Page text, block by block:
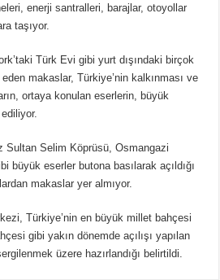
enerji santralleri, barajlar, otoyollar
taşıyor.
Türk Evi gibi yurt dışındaki birçok
eden makaslar, Türkiye’nin kalkınması ve
ortaya konulan eserlerin, büyük
Sultan Selim Köprüsü, Osmangazi
büyük eserler butona basılarak açıldığı
makaslar yer almıyor.
Türkiye’nin en büyük millet bahçesi
gibi yakın dönemde açılışı yapılan
üzere hazırlandığı belirtildi.